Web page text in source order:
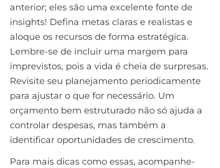
anterior; eles são uma excelente fonte de
insights! Defina metas claras e realistas e
aloque os recursos de forma estratégica.
Lembre-se de incluir uma margem para
imprevistos, pois a vida é cheia de surpresas.
Revisite seu planejamento periodicamente
para ajustar o que for necessário. Um
orçamento bem estruturado não só ajuda a
controlar despesas, mas também a
identificar oportunidades de crescimento.
Para mais dicas como essas, acompanhe-